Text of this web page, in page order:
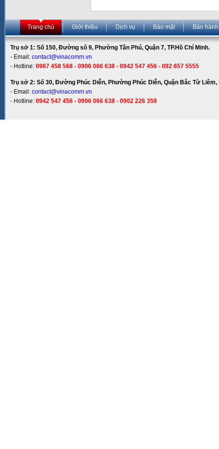
Trang chủ Giới thiệu Dịch vụ Bảo mật Bảo hành
Trụ sở 1: Số 150, Đường số 9, Phường Tân Phú, Quận 7, TP.Hồ Chí Minh.
- Email: contact@vinacomm.vn
- Hotline: 0967 458 568 - 0906 066 638 - 0942 547 456 - 092 657 5555
Trụ sở 2: Số 30, Đường Phúc Diễn, Phường Phúc Diễn, Quận Bắc Từ Liêm,
- Email: contact@vinacomm.vn
- Hotline: 0942 547 456 - 0906 066 638 - 0902 226 359